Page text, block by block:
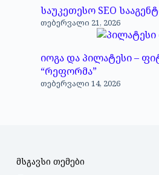
საუკეთესო SEO
თებერვალი 21, 2026
იოგა და პილატესი –
“რეფორმა”
თებერვალი 14, 2026
მსგავსი თემები